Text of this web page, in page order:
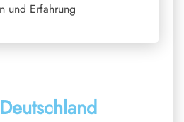
und Erfahrung